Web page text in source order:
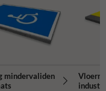
mindervaliden